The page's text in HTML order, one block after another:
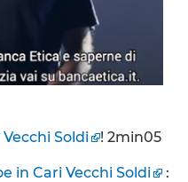
Soldi ! 2min05
in Cari Vecchi Soldi
: